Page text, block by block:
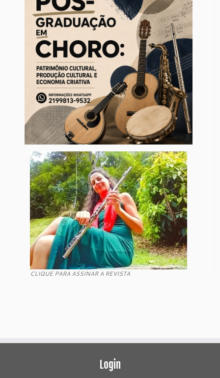
CLIQUE PARA ASSINAR A REVISTA
Login